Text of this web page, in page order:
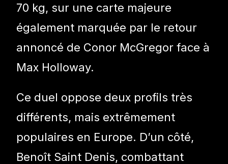
70 kg, sur une carte majeure
également marquée par le retour
annoncé de Conor McGregor face à
Max Holloway.
Ce duel oppose deux profils très
différents, mais extrêmement
populaires en Europe. D’un côté,
Benoît Saint Denis, combattant